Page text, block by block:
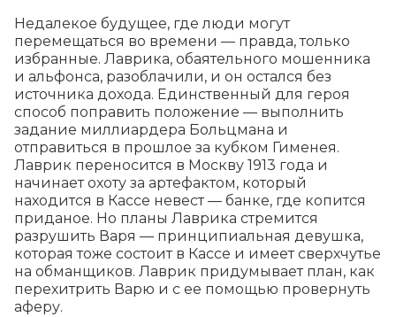
Недалекое будущее, где люди могут
перемещаться во времени — правда, только
избранные. Лаврика, обаятельного мошенника
и альфонса, разоблачили, и он остался без
источника дохода. Единственный для героя
способ поправить положение — выполнить
задание миллиардера Больцмана и
отправиться в прошлое за кубком Гименея.
Лаврик переносится в Москву 1913 года и
начинает охоту за артефактом, который
находится в Кассе невест — банке, где копится
приданое. Но планы Лаврика стремится
разрушить Варя — принципиальная девушка,
которая тоже состоит в Кассе и имеет сверхчутье
на обманщиков. Лаврик придумывает план, как
перехитрить Варю и с ее помощью провернуть
аферу.